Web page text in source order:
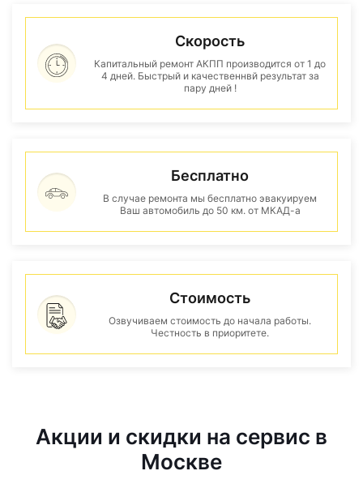
Скорость
Капитальный ремонт АКПП производится от 1 до
4 дней. Быстрый и качественнвй результат за
пару дней !
Бесплатно
В случае ремонта мы бесплатно эвакуируем
Ваш автомобиль до 50 км. от МКАД-а
Стоимость
Озвучиваем стоимость до начала работы.
Честность в приоритете.
Акции и скидки на сервис в
Москве